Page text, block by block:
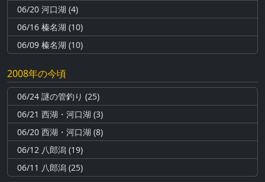
06/20 河口湖 (4)
06/16 榛名湖 (10)
06/09 榛名湖 (10)
2008年の今頃
06/24 謎の管釣り (25)
06/21 西湖・河口湖 (3)
06/20 西湖・河口湖 (8)
06/12 八郎潟 (19)
06/11 八郎潟 (25)